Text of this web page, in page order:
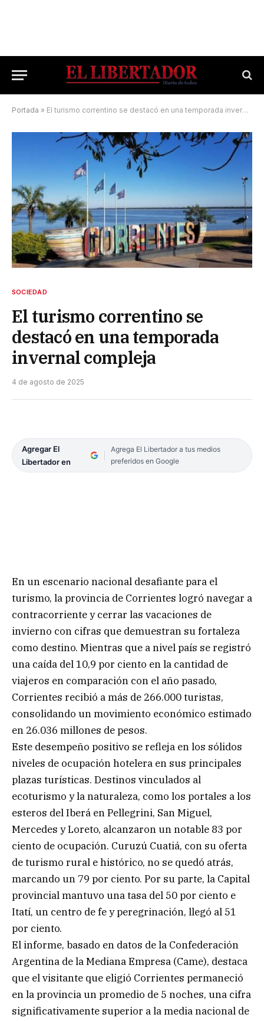
Portada » El turismo correntino se destacó en una temporada invernal compleja
SOCIEDAD
El turismo correntino se
destacó en una temporada
invernal compleja
4 de agosto de 2025
Agregar El
Libertador en
Agrega El Libertador a tus medios
preferidos en Google
En un escenario nacional desafiante para el
turismo, la provincia de Corrientes logró navegar a
contracorriente y cerrar las vacaciones de
invierno con cifras que demuestran su fortaleza
como destino. Mientras que a nivel país se registró
una caída del 10,9 por ciento en la cantidad de
viajeros en comparación con el año pasado,
Corrientes recibió a más de 266.000 turistas,
consolidando un movimiento económico estimado
en 26.036 millones de pesos.
Este desempeño positivo se refleja en los sólidos
niveles de ocupación hotelera en sus principales
plazas turísticas. Destinos vinculados al
ecoturismo y la naturaleza, como los portales a los
esteros del Iberá en Pellegrini, San Miguel,
Mercedes y Loreto, alcanzaron un notable 83 por
ciento de ocupación. Curuzú Cuatiá, con su oferta
de turismo rural e histórico, no se quedó atrás,
marcando un 79 por ciento. Por su parte, la Capital
provincial mantuvo una tasa del 50 por ciento e
Itatí, un centro de fe y peregrinación, llegó al 51
por ciento.
El informe, basado en datos de la Confederación
Argentina de la Mediana Empresa (Came), destaca
que el visitante que eligió Corrientes permaneció
en la provincia un promedio de 5 noches, una cifra
significativamente superior a la media nacional de